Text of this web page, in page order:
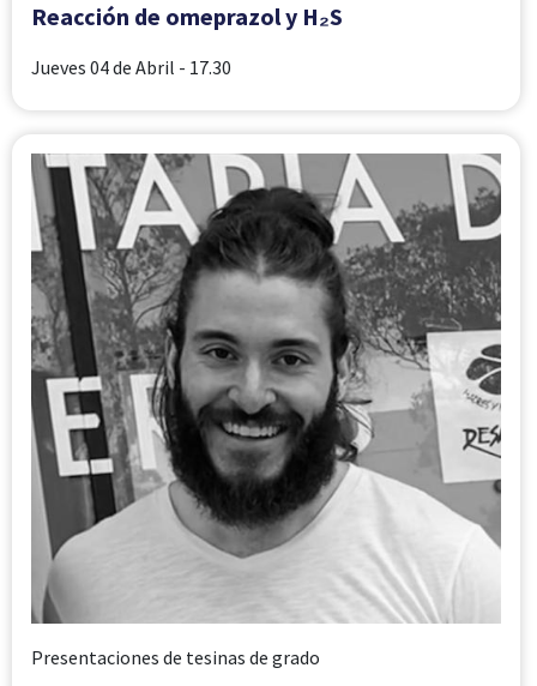
Reacción de omeprazol y H₂S
Jueves 04 de Abril - 17.30
Presentaciones de tesinas de grado